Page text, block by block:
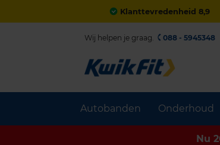
Klanttevredenheid 8,9
Autobanden Onderhoud
Wij helpen je graag. 088 - 5945348
Nu